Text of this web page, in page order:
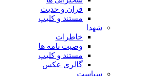
قران و حدیث
مستند و کلیپ
شهدا
خاطرات
وصیت نامه ها
مستند و کلیپ
گالری عکس
سیاست